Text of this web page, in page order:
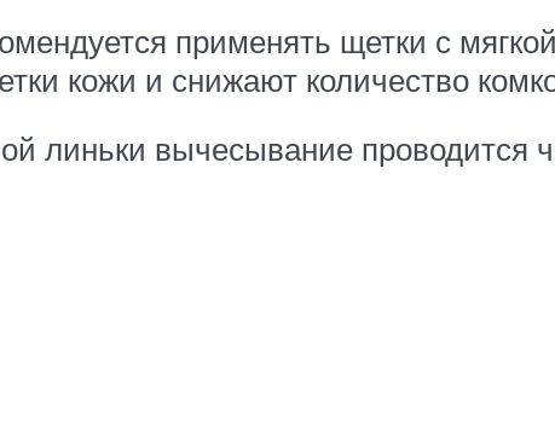
применять щетки с
кожи и снижают количество
линьки вычесывание проводится